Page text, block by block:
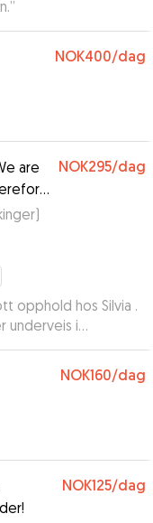
”
NOK400/dag
are
and
NOK295/dag
)
opphold hos Silvia .
underveis i
for hvordan
og glade nor de
tegnet på at de
er virkelig å anbefale
NOK160/dag
NOK125/dag